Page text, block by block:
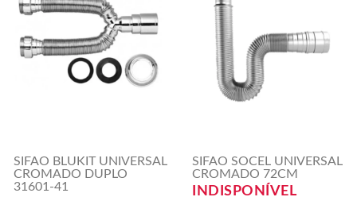
SIFAO BLUKIT UNIVERSAL
CROMADO DUPLO
31601-41
SIFAO SOCEL UNIVERSAL
CROMADO 72CM
INDISPONÍVEL